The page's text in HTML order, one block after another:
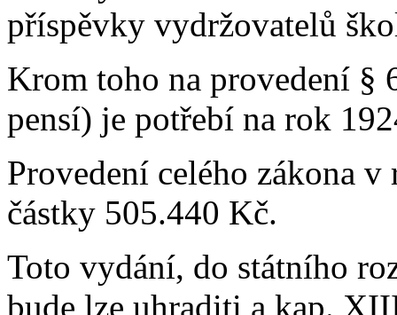
příspěvky vydržovatelů
Krom toho na provedení §
pensí) je potřebí na rok
Provedení celého zákona
částky 505.440 Kč.
Toto vydání, do státního
bude lze uhraditi a kap.